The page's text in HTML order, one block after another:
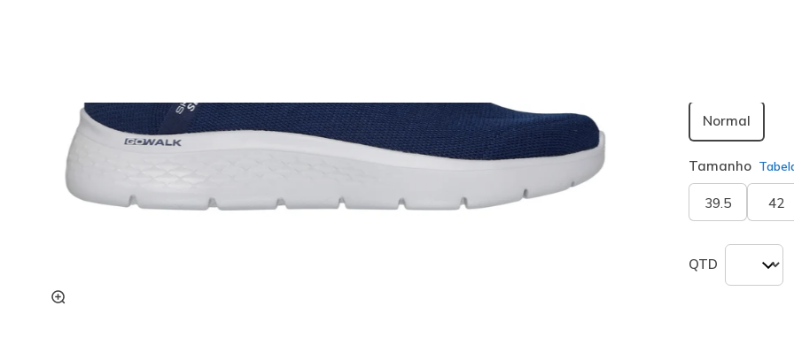
Normal
Tamanho
39.5 42
QTD